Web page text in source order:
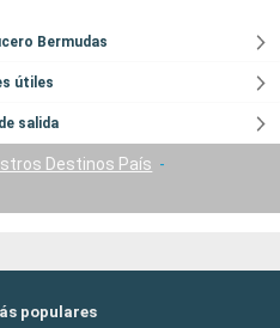
Bermudas
útiles
salida
Destinos País
populares